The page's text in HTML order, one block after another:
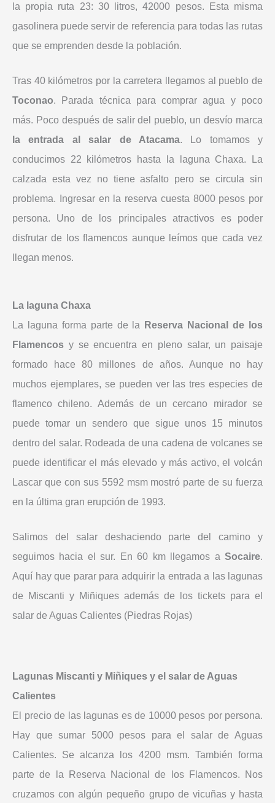
la propia ruta 23: 30 litros, 42000 pesos. Esta misma
gasolinera puede servir de referencia para todas las rutas
que se emprenden desde la población.
Tras 40 kilómetros por la carretera llegamos al pueblo de
Toconao. Parada técnica para comprar agua y poco
más. Poco después de salir del pueblo, un desvío marca
la entrada al salar de Atacama. Lo tomamos y
conducimos 22 kilómetros hasta la laguna Chaxa. La
calzada esta vez no tiene asfalto pero se circula sin
problema. Ingresar en la reserva cuesta 8000 pesos por
persona. Uno de los principales atractivos es poder
disfrutar de los flamencos aunque leímos que cada vez
llegan menos.
La laguna Chaxa
La laguna forma parte de la
Reserva Nacional de los
Flamencos y se encuentra en pleno salar, un paisaje
formado hace 80 millones de años. Aunque no hay
muchos ejemplares, se pueden ver las tres especies de
flamenco chileno. Además de un cercano mirador se
puede tomar un sendero que sigue unos 15 minutos
dentro del salar. Rodeada de una cadena de volcanes se
puede identificar el más elevado y más activo, el volcán
Lascar que con sus 5592 msm mostró parte de su fuerza
en la última gran erupción de 1993.
Salimos del salar deshaciendo parte del camino y
seguimos hacia el sur. En 60 km llegamos a Socaire.
Aquí hay que parar para adquirir la entrada a las lagunas
de Miscanti y Miñiques además de los tickets para el
salar de Aguas Calientes (Piedras Rojas)
Lagunas Miscanti y Miñiques y el salar de Aguas
Calientes
El precio de las lagunas es de 10000 pesos por persona.
Hay que sumar 5000 pesos para el salar de Aguas
Calientes. Se alcanza los 4200 msm. También forma
parte de la Reserva Nacional de los Flamencos. Nos
cruzamos con algún pequeño grupo de vicuñas y hasta